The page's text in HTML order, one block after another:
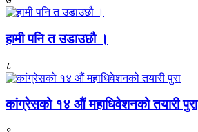
हामी पनि त उडाउछौ ।
८
कांग्रेसको १४ औं महाधिवेशनको तयारी पुरा